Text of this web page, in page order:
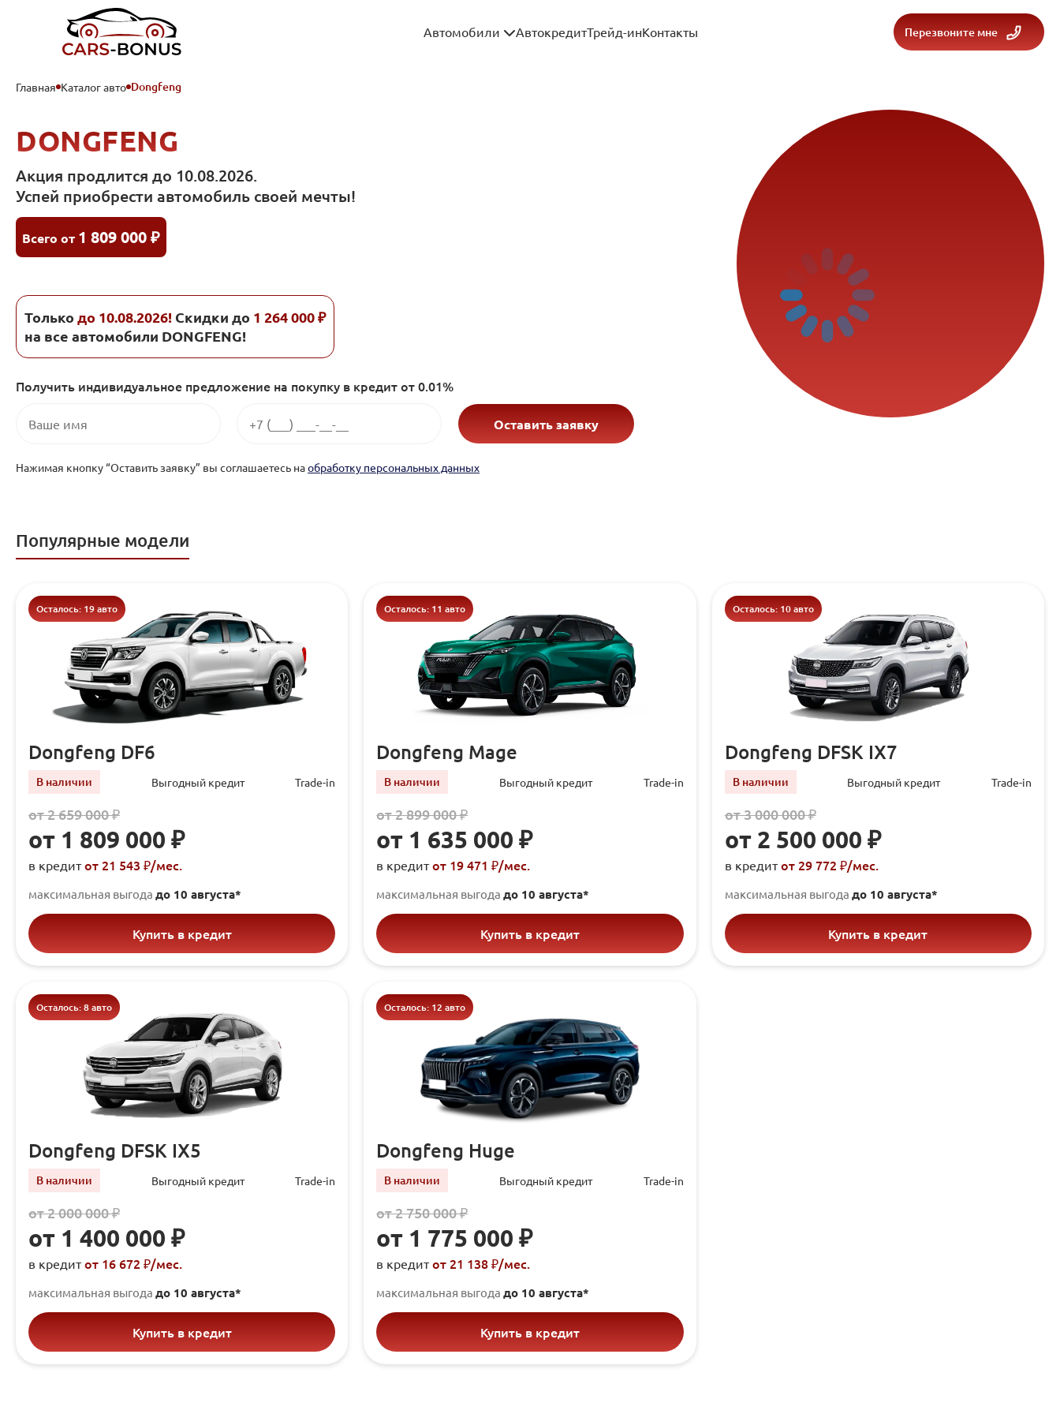
Автомобили АвтокредитТрейд-инКонтакты Перезвоните мне
Главная Каталог авто Dongfeng
Акция продлится до 10.08.2026.
Успей приобрести автомобиль своей мечты!
Всего от 1 809 000 ₽
Только до 10.08.2026! Скидки до 1 264 000 ₽
на все автомобили DONGFENG!
Получить индивидуальное предложение на покупку в кредит от 0.01%
Оставить заявку
Нажимая кнопку “Оставить заявку” вы соглашаетесь наобработку персональных данных
Популярные модели
Осталось: 19 авто
Dongfeng DF6
В наличии Выгодный кредит Trade-in
от 2 659 000 ₽
от 1 809 000 ₽
в кредитот 21 543 ₽/мec.
максимальная выгода до 10 августа*
Купить в кредит
Осталось: 11 авто
Dongfeng Mage
В наличии Выгодный кредит Trade-in
от 2 899 000 ₽
от 1 635 000 ₽
в кредитот 19 471 ₽/мec.
максимальная выгодадо 10 августа*
Купить в кредит
Осталось: 10 авто
Dongfeng DFSK IX7
В наличии Выгодный кредит Trade-in
от 3 000 000 ₽
от 2 500 000 ₽
в кредитот 29 772 ₽/мec.
максимальная выгода до 10 августа*
Купить в кредит
Осталось: 8 авто
Dongfeng DFSK IX5
В наличии Выгодный кредит Trade-in
от 2 000 000 ₽
от 1 400 000 ₽
в кредитот 16 672 ₽/мec.
максимальная выгода до 10 августа*
Купить в кредит
Осталось: 12 авто
Dongfeng Huge
В наличии Выгодный кредит Trade-in
от 2 750 000 ₽
от 1 775 000 ₽
в кредитот 21 138 ₽/мec.
максимальная выгодадо 10 августа*
Купить в кредит